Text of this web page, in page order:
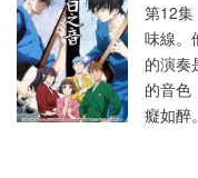
第12集
味線。
的演奏
的音色
癡如醉